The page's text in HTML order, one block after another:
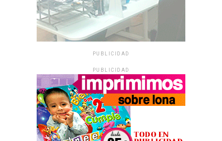
PUBLICIDAD
PUBLICIDAD